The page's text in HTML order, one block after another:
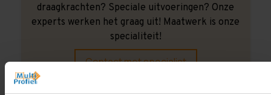
draagkrachten? Speciale uitvoeringen? Onze
experts werken het graag uit! Maatwerk is onze
specialiteit!
Contact met specialist